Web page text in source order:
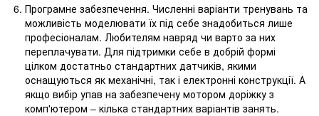
Програмне забезпечення. Численні варіанти тренувань та
можливість моделювати їх під себе знадобиться лише
професіоналам. Любителям навряд чи варто за них
переплачувати. Для підтримки себе в добрій формі
цілком достатньо стандартних датчиків, якими
оснащуються як механічні, так і електронні конструкції. А
якщо вибір упав на забезпечену мотором доріжку з
комп'ютером – кілька стандартних варіантів занять.